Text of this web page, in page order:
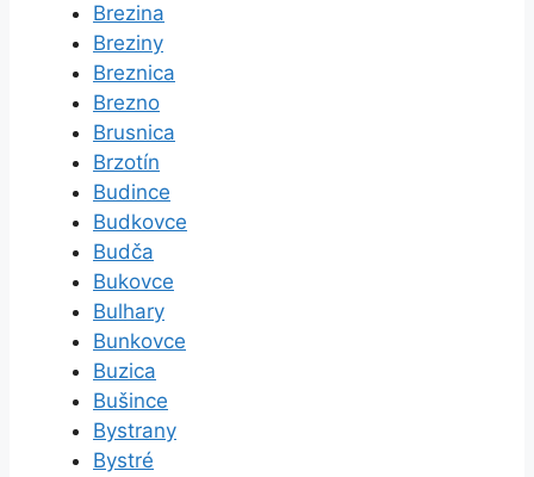
Brezina
Breziny
Breznica
Brezno
Brusnica
Brzotín
Budince
Budkovce
Budča
Bukovce
Bulhary
Bunkovce
Buzica
Bušince
Bystrany
Bystré